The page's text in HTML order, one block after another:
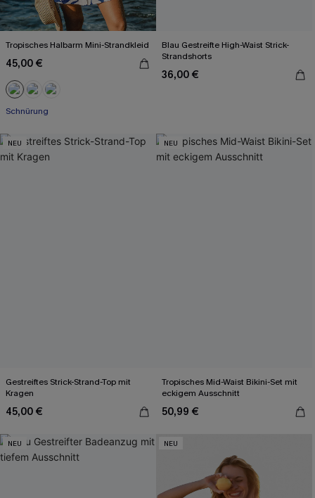
Tropisches Halbarm Mini-Strandkleid
45,00 €
Schnürung
Blau Gestreifte High-Waist Strick-
Strandshorts
36,00 €
NEU
Gestreiftes Strick-Strand-Top mit
Kragen
45,00 €
NEU
Tropisches Mid-Waist Bikini-Set mit
eckigem Ausschnitt
50,99 €
NEU NEU